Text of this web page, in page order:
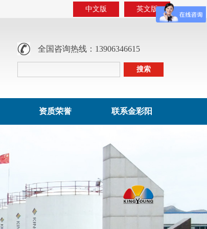
中文版 英文版
全国咨询热线：13906346615
资质荣誉 联系金彩阳